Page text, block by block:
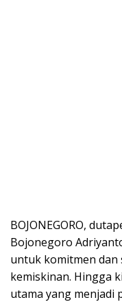
BOJONEGORO,
Bojonegoro
untuk komitmen dan
kemiskinan. Hingga
utama yang menjadi